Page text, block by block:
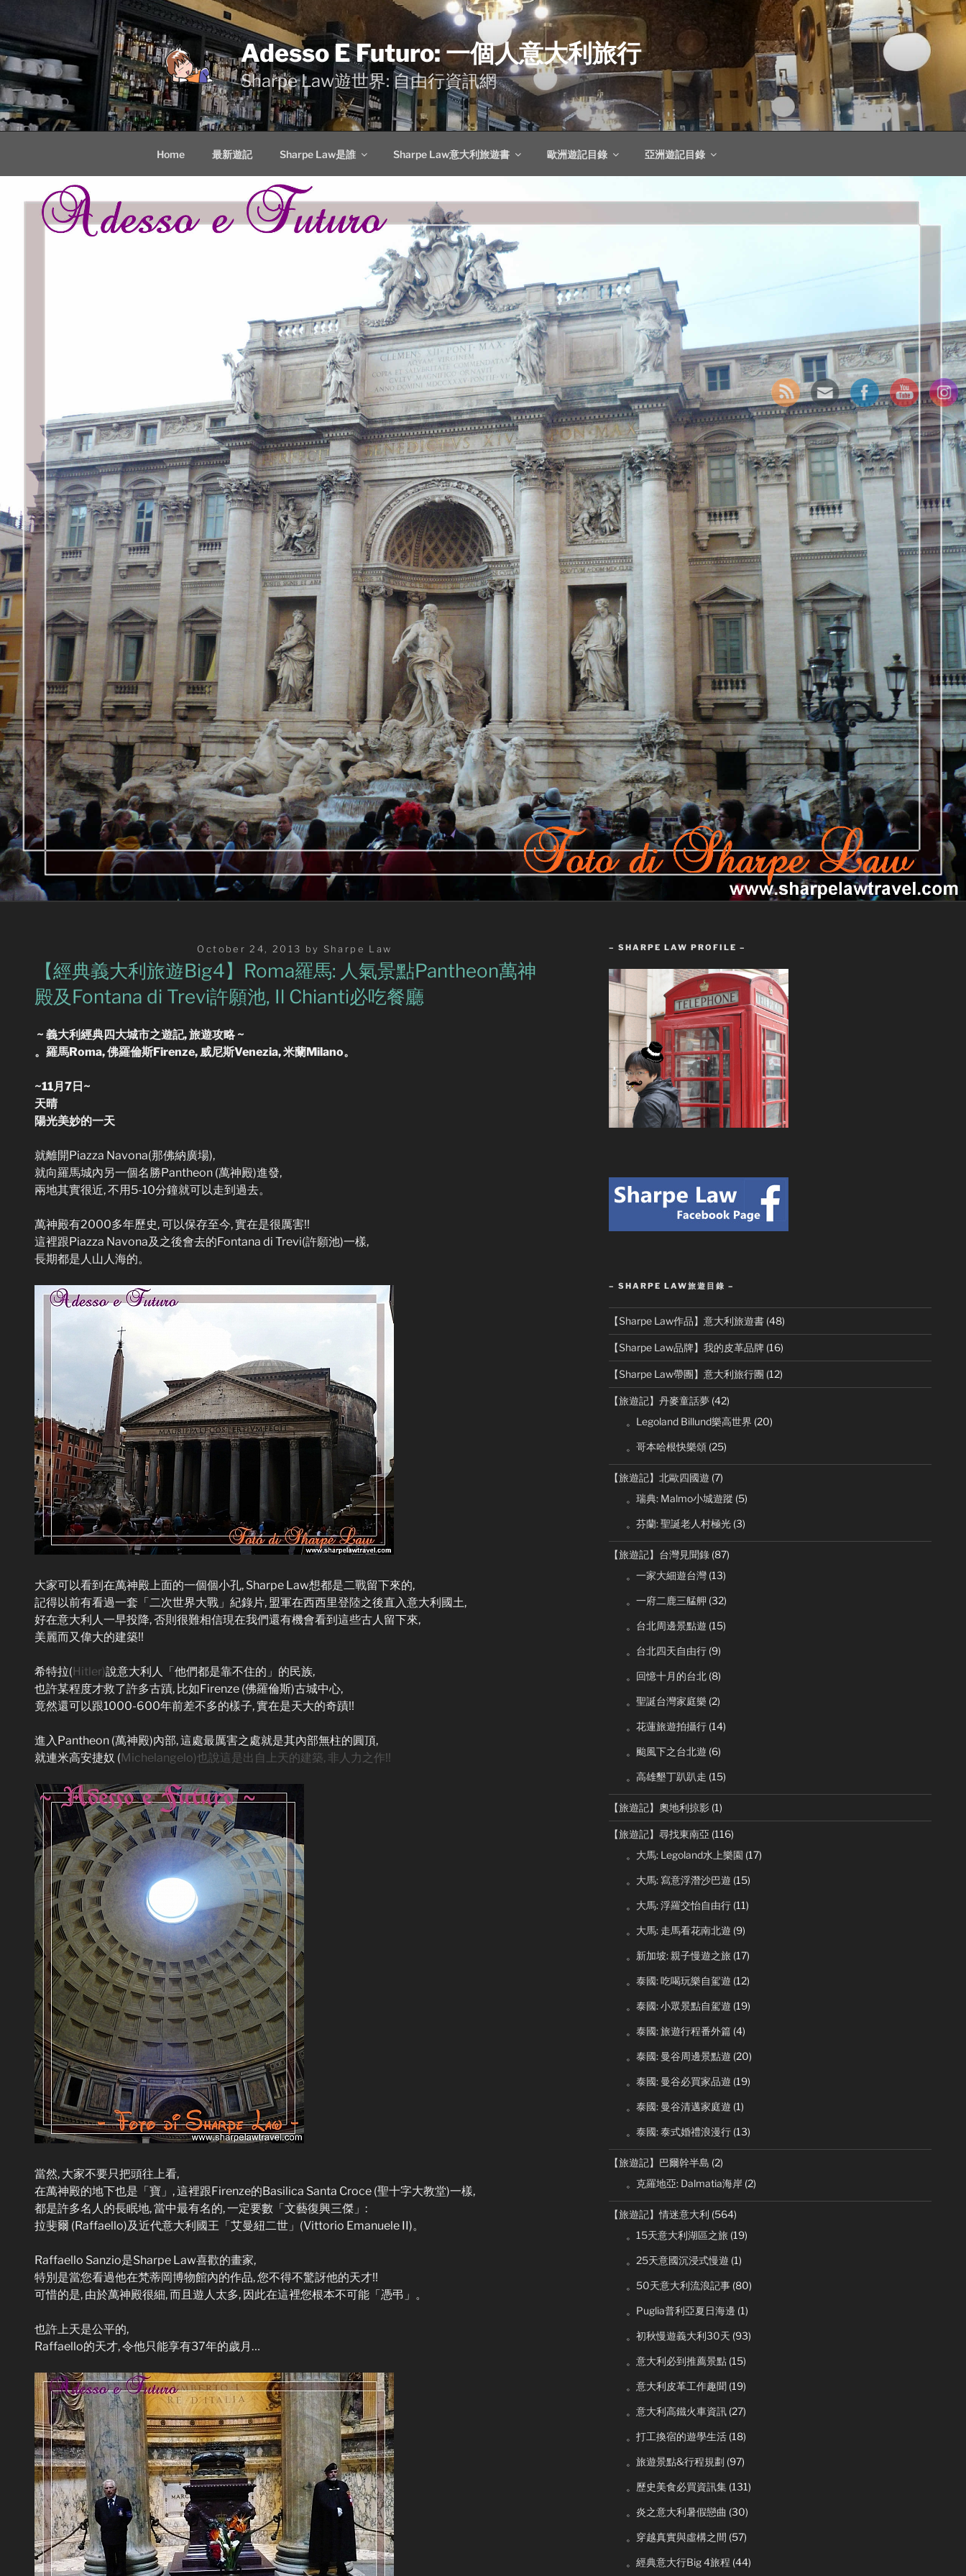
content
Adesso E Futuro: 一個人意大利旅行
Sharpe Law遊世界: 自由行資訊網
Home 最新遊記 Sharpe Law是誰 Sharpe Law意大利旅遊書 歐洲遊記目錄 亞洲遊記目錄
Posted
on
October 24, 2013 by Sharpe Law
【經典義大利旅遊Big4】Roma羅馬: 人氣景點Pantheon萬神
殿及Fontana di Trevi許願池, Il Chianti必吃餐廳
~ 義大利經典四大城市之遊記, 旅遊攻略 ~
。羅馬Roma, 佛羅倫斯Firenze, 威尼斯Venezia, 米蘭Milano。
~11月7日~
天晴
陽光美妙的一天
就離開Piazza Navona(那佛納廣場),
就向羅馬城內另一個名勝Pantheon (萬神殿)進發,
兩地其實很近, 不用5-10分鐘就可以走到過去。
萬神殿有2000多年歷史, 可以保存至今, 實在是很厲害!!
這裡跟Piazza Navona及之後會去的Fontana di Trevi(許願池)一樣,
長期都是人山人海的。
大家可以看到在萬神殿上面的一個個小孔, Sharpe Law想都是二戰留下來的,
記得以前有看過一套「二次世界大戰」紀錄片, 盟軍在西西里登陸之後直入意大利國土,
好在意大利人一早投降, 否則很難相信現在我們還有機會看到這些古人留下來,
美麗而又偉大的建築!!
希特拉(Hitler)說意大利人「他們都是靠不住的」的民族,
也許某程度才救了許多古蹟, 比如Firenze (佛羅倫斯)古城中心,
竟然還可以跟1000-600年前差不多的樣子, 實在是天大的奇蹟!!
進入Pantheon (萬神殿)內部, 這處最厲害之處就是其內部無柱的圓頂,
就連米高安捷奴 (Michelangelo)也說這是出自上天的建築, 非人力之作!!
當然, 大家不要只把頭往上看,
在萬神殿的地下也是「寶」, 這裡跟Firenze的Basilica Santa Croce (聖十字大教堂)一樣,
都是許多名人的長眠地, 當中最有名的, 一定要數「文藝復興三傑」:
拉斐爾 (Raffaello)及近代意大利國王「艾曼紐二世」(Vittorio Emanuele II)。
Raffaello Sanzio是Sharpe Law喜歡的畫家,
特別是當您看過他在梵蒂岡博物館內的作品, 您不得不驚訝他的天才!!
可惜的是, 由於萬神殿很細, 而且遊人太多, 因此在這裡您根本不可能「憑弔」。
也許上天是公平的,
Raffaello的天才, 令他只能享有37年的歲月…
– SHARPE LAW PROFILE –
– SHARPE LAW旅遊目錄 –
【Sharpe Law作品】意大利旅遊書(48)
【Sharpe Law品牌】我的皮革品牌 (16)
【Sharpe Law帶團】意大利旅行團 (12)
【旅遊記】丹麥童話夢(42)
。Legoland Billund樂高世界 (20)
。哥本哈根快樂頌(25)
【旅遊記】北歐四國遊 (7)
。瑞典: Malmo小城遊蹤 (5)
。芬蘭: 聖誕老人村極光(3)
【旅遊記】台灣見聞錄(87)
。一家大細遊台灣(13)
。一府二鹿三艋舺 (32)
。台北周邊景點遊 (15)
。台北四天自由行(9)
。回憶十月的台北(8)
。聖誕台灣家庭樂 (2)
。花蓮旅遊拍攝行(14)
。颱風下之台北遊 (6)
。高雄墾丁趴趴走 (15)
【旅遊記】奧地利掠影(1)
【旅遊記】尋找東南亞 (116)
。大馬: Legoland水上樂園 (17)
。大馬: 寫意浮潛沙巴遊 (15)
。大馬: 浮羅交怡自由行(11)
。大馬: 走馬看花南北遊 (9)
。新加坡: 親子慢遊之旅 (17)
。泰國: 吃喝玩樂自駕遊 (12)
。泰國: 小眾景點自駕遊 (19)
。泰國: 旅遊行程番外篇 (4)
。泰國: 曼谷周邊景點遊 (20)
。泰國: 曼谷必買家品遊 (19)
。泰國: 曼谷清邁家庭遊 (1)
。泰國: 泰式婚禮浪漫行(13)
【旅遊記】巴爾幹半島 (2)
。克羅地亞: Dalmatia海岸(2)
【旅遊記】情迷意大利 (564)
。15天意大利湖區之旅 (19)
。25天意國沉浸式慢遊 (1)
。50天意大利流浪記事(80)
。Puglia普利亞夏日海邊 (1)
。初秋慢遊義大利30天 (93)
。意大利必到推薦景點(15)
。意大利皮革工作趣聞(19)
。意大利高鐵火車資訊(27)
。打工換宿的遊學生活(18)
。旅遊景點&行程規劃 (97)
。歷史美食必買資訊集(131)
。炎之意大利暑假戀曲 (30)
。穿越真實與虛構之間 (57)
。經典意大行Big 4旅程 (44)